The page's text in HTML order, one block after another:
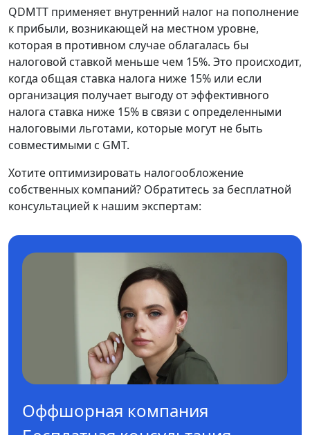
QDMTT применяет внутренний налог на пополнение
к прибыли, возникающей на местном уровне,
которая в противном случае облагалась бы
налоговой ставкой меньше чем 15%. Это происходит,
когда общая ставка налога ниже 15% или если
организация получает выгоду от эффективного
налога ставка ниже 15% в связи с определенными
налоговыми льготами, которые могут не быть
совместимыми с GMT.
Хотите оптимизировать налогообложение
собственных компаний? Обратитесь за бесплатной
консультацией к нашим экспертам:
Оффшорная компания